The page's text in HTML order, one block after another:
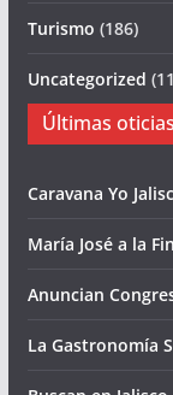
Turismo (186)
Uncategorized
Últimas oticias
Caravana Yo
María José a la
Anuncian
La Gastronomía